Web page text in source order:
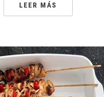
LEER MÁS